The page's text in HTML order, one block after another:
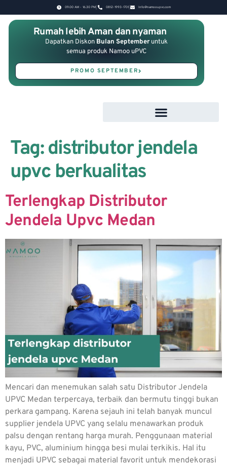
09.00 AM - 16.30 PM 0812-1993-1701 Info@namooupvc.com
Rumah lebih Aman dan nyaman
Dapatkan Diskon Bulan September untuk
semua produk Namoo uPVC
PROMO SEPTEMBER
Tag:distributor jendela
upvc berkualitas
Terlengkap Distributor
Jendela Upvc Medan
Mencari dan menemukan salah satu Distributor Jendela
UPVC Medan terpercaya, terbaik dan bermutu tinggi bukan
perkara gampang. Karena sejauh ini telah banyak muncul
supplier jendela UPVC yang selalu menawarkan produk
palsu dengan rentang harga murah. Penggunaan material
kayu, PVC, aluminium hingga besi mulai terkikis. Hal itu
menjadi UPVC sebagai material favorit untuk mendekorasi